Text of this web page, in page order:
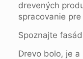
drevených
spracovanie
Spoznajte
Drevo bolo, je